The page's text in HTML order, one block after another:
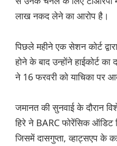
लाख नकद लेने का आरोप है।
पिछले महीने एक सेशन कोर्ट
होने के बाद उन्होंने हाईकोर्ट का
ने 16 फरवरी को याचिका पर
जमानत की सुनवाई के दौरान
हिरे ने BARC फोरेंसिक ऑडिट
जिसमें दासगुप्ता, व्हाट्सएप के